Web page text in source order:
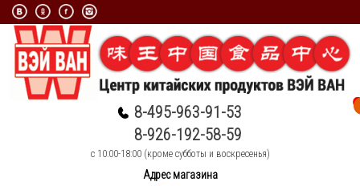
8-495-963-91-53
8-926-192-58-59
c 10:00-18:00 (кроме субботы и воскресенья)
Адрес магазина